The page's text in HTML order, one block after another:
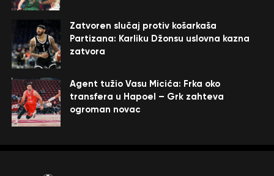
Zatvoren slučaj protiv košarkaša
Partizana: Karliku Džonsu uslovna kazna
zatvora
Agent tužio Vasu Micića: Frka oko
transfera u Hapoel – Grk zahteva
ogroman novac